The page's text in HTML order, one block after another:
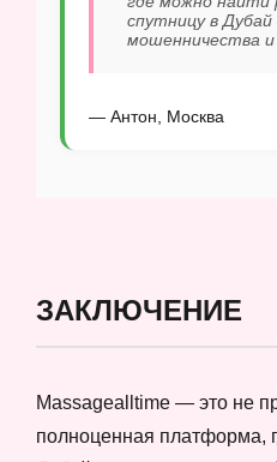
спутницу в Дубай
мошенничества и
— Антон, Москва
ЗАКЛЮЧЕНИЕ
Massagealltime — это не
полноценная платформа,